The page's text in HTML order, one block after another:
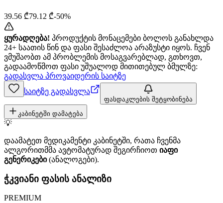
39.56 ₾79.12 ₾-50%
ყურადღება! პროდუქტის მონაცემები ბოლოს განახლდა
24+ საათის წინ და ფასი შესაძლოა არაზუსტი იყოს. ჩვენ
ვმუშაობთ ამ პრობლემის მოსაგვარებლად, გთხოვთ,
გადაამოწმოთ ფასი უშუალოდ მითითებულ ბმულზე:
გადასვლა პროვაიდერის საიტზე
საიტზე გადასვლა
ფასდაკლების შეტყობინება
კაბინეტში დამატება
💡
დაამატეთ მედიკამენტი კაბინეტში, რათა ჩვენმა
ალგორითმმა ავტომატურად შეგირჩიოთ იაფი
გენერიკები(ანალოგები).
ჭკვიანი ფასის ანალიზი
PREMIUM